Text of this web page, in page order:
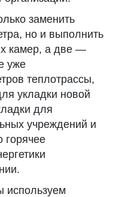
заменить
но и выполнить
камер, а две —
уже
теплотрассы,
укладки новой
для
учреждений и
горячее
используем